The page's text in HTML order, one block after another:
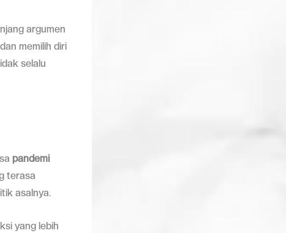
argumen
memilih diri
selalu
pandemi
terasa
asalnya.
yang lebih